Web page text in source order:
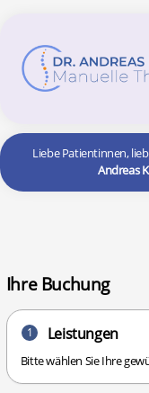
Liebe Patientinnen,
Andreas
Ihre Buchung
1 Leistungen
Bitte wählen Sie Ihre